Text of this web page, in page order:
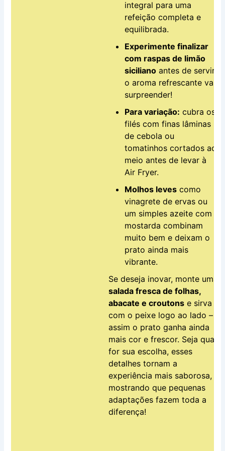
integral para uma
refeição completa e
equilibrada.
Experimente finalizar
com raspas de limão
siciliano antes de servir:
o aroma refrescante vai
surpreender!
Para variação: cubra os
filés com finas lâminas
de cebola ou
tomatinhos cortados ao
meio antes de levar à
Air Fryer.
Molhos leves como
vinagrete de ervas ou
um simples azeite com
mostarda combinam
muito bem e deixam o
prato ainda mais
vibrante.
Se deseja inovar, monte uma
salada fresca de folhas,
abacate e croutons e sirva
com o peixe logo ao lado –
assim o prato ganha ainda
mais cor e frescor. Seja qual
for sua escolha, esses
detalhes tornam a
experiência mais saborosa,
mostrando que pequenas
adaptações fazem toda a
diferença!